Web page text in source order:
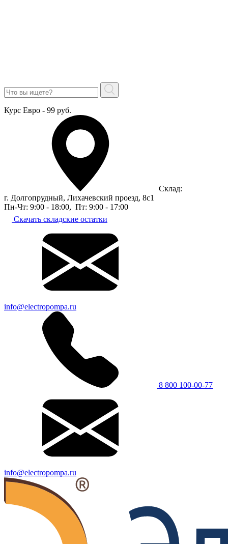
Курс Евро - 99 руб.
Склад:
г. Долгопрудный, Лихачевский проезд, 8c1
Пн-Чт: 9:00 - 18:00, Пт: 9:00 - 17:00
Скачать складские остатки
info@electropompa.ru
8 800 100-00-77
info@electropompa.ru